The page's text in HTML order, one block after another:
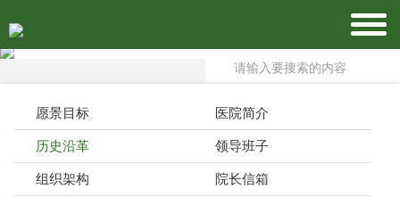
愿景目标 医院简介
历史沿革 领导班子
组织架构 院长信箱